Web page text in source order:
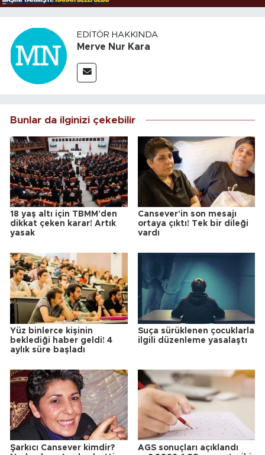
EDITÖR HAKKINDA
Merve Nur Kara
Bunlar da ilginizi çekebilir
18 yaş altı için TBMM'den
dikkat çeken karar! Artık
yasak
Cansever'in son mesajı
ortaya çıktı! Tek bir dileği
vardı
Yüz binlerce kişinin
beklediği haber geldi! 4
aylık süre başladı
Suça sürüklenen çocuklarla
ilgili düzenleme yasalaştı
Şarkıcı Cansever kimdir?
AGS sonuçları açıklandı